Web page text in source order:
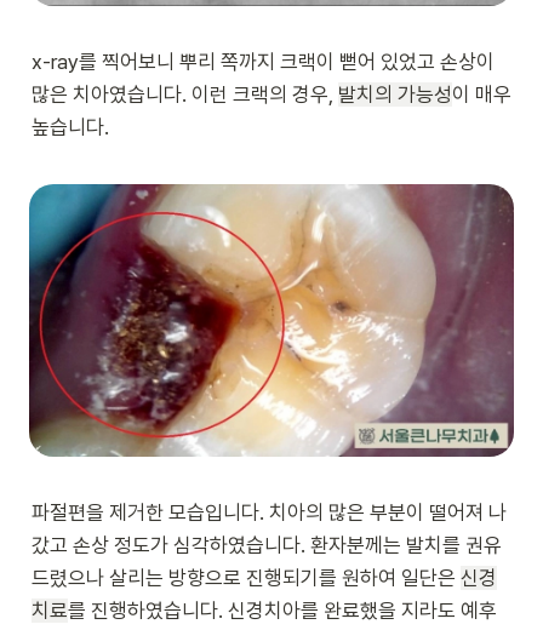
x-ray를 찍어보니 뿌리 쪽까지 크랙이 뻗어 있었고 손상이
많은 치아였습니다. 이런 크랙의 경우, 발치의 가능성이 매우
높습니다.
파절편을 제거한 모습입니다. 치아의 많은 부분이 떨어져 나
갔고 손상 정도가 심각하였습니다. 환자분께는 발치를 권유
드렸으나 살리는 방향으로 진행되기를 원하여 일단은 신경
치료를 진행하였습니다. 신경치아를 완료했을 지라도 예후